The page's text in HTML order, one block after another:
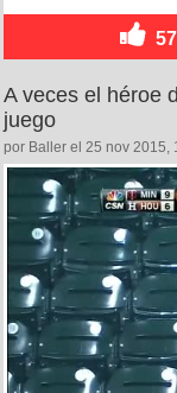
57
A veces el héroe
juego
por Baller el 25 nov 2015,